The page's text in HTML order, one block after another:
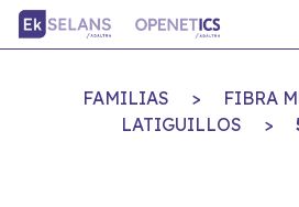
FAMILIAS > FIBRA
LATIGUILLOS
>